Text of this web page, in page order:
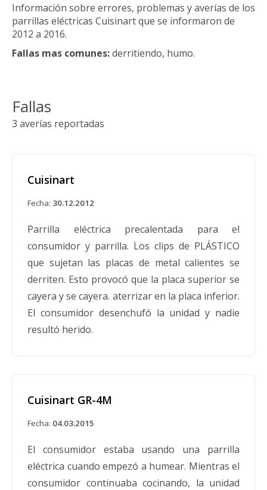
Información sobre errores, problemas y averías de los
parrillas eléctricas Cuisinart que se informaron de
2012 a 2016.
Fallas mas comunes:derritiendo, humo.
Fallas
3 averías reportadas
Cuisinart
Fecha: 30.12.2012
Parrilla eléctrica precalentada para el
consumidor y parrilla. Los clips de PLÁSTICO
que sujetan las placas de metal calientes se
derriten. Esto provocó que la placa superior se
cayera y se cayera. aterrizar en la placa inferior.
El consumidor desenchufó la unidad y nadie
resultó herido.
Cuisinart GR-4M
Fecha: 04.03.2015
El consumidor estaba usando una parrilla
eléctrica cuando empezó a humear. Mientras el
consumidor continuaba cocinando, la unidad